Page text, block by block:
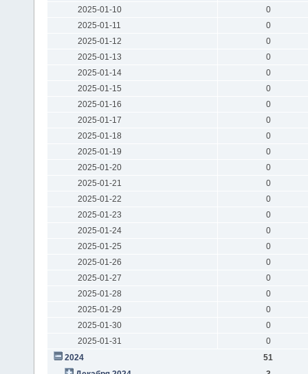
2025-01-10
0
2025-01-11
0
2025-01-12
0
2025-01-13
0
2025-01-14
0
2025-01-15
0
2025-01-16
0
2025-01-17
0
2025-01-18
0
2025-01-19
0
2025-01-20
0
2025-01-21
0
2025-01-22
0
2025-01-23
0
2025-01-24
0
2025-01-25
0
2025-01-26
0
2025-01-27
0
2025-01-28
0
2025-01-29
0
2025-01-30
0
2025-01-31
0
2024
51